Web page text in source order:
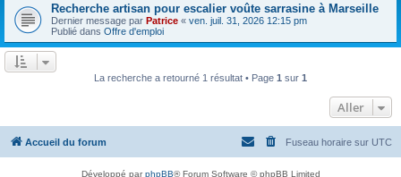
r
Recherche artisan pour escalier voûte sarrasine à Marseille
Dernier message par Patrice « ven. juil. 31, 2026 12:15 pm
Publié dans Offre d'emploi
La recherche a retourné 1 résultat • Page 1 sur 1
Aller
Accueil du forum Fuseau horaire sur UTC
Développé parphpBB® Forum Software © phpBB Limited